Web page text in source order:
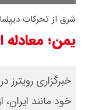
شرق از تحرکات
یمن؛
خبرگزاری
خود مانند